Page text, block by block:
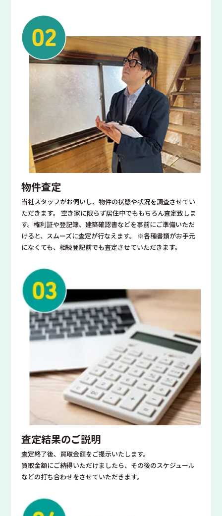
物件査定
当社スタッフがお伺いし、物件の状態や状況を調査させてい
ただきます。 空き家に限らず居住中でももちろん査定致しま
す。権利証や登記簿、建築確認書などを事前にご準備いただ
けると、スムーズに査定が行なえます。 ※各種書類がお手元
になくても、相続登記前でも査定させていただきます。
査定結果のご説明
査定終了後、買取金額をご提示いたします。
買取金額にご納得いただけましたら、その後のスケジュール
などの打ち合わせをさせていただきます。